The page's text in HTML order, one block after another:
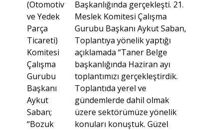
(Otomotiv
ve Yedek
Parça
Ticareti)
Komitesi
Çalışma
Gurubu
Başkanı
Aykut
Saban;
“Bozuk
Başkanlığında gerçekleşti. 21.
Meslek Komitesi Çalışma
Gurubu Başkanı Aykut Saban,
Toplantıya yönelik yaptığı
açıklamada “Taner Belge
başkanlığında Haziran ayı
toplantımızı gerçekleştirdik.
Toplantıda yerel ve
gündemlerde dahil olmak
üzere sektörümüze yönelik
konuları konuştuk. Güzel